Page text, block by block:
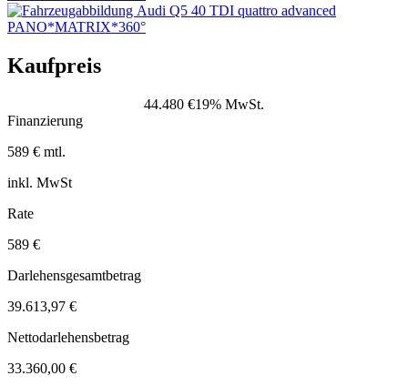
Kaufpreis
44.480 €19% MwSt.
Finanzierung
589 € mtl.
inkl. MwSt
Rate
589 €
Darlehensgesamtbetrag
39.613,97 €
Nettodarlehensbetrag
33.360,00 €